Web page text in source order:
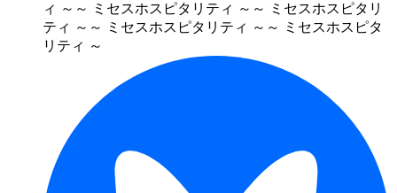
ィ ～ ～ ミセスホスピタリティ ～ ～ ミセスホスピタリ
ティ ～ ～ ミセスホスピタリティ ～ ～ ミセスホスピタ
リティ ～